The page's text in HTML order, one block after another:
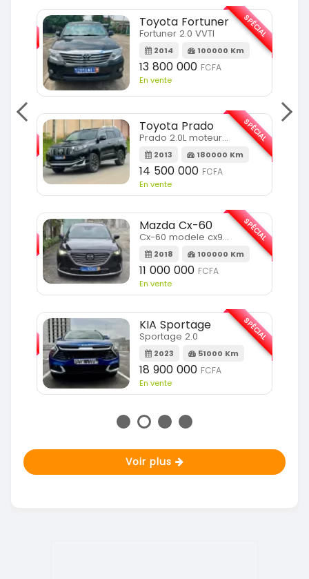
SPÉCIAL
Toyota Fortuner
Fortuner 2.0 VVTI
2014 100000 Km
13 800 000 FCFA
En vente
SPÉCIAL
Toyota Prado
Prado 2.0L moteur d4d
2013 180000 Km
14 500 000 FCFA
En vente
SPÉCIAL
Mazda Cx-60
Cx-60 modele cx9 full option
2018 100000 Km
11 000 000 FCFA
En vente
SPÉCIAL
KIA Sportage
Sportage 2.0
2023 51000 Km
18 900 000 FCFA
En vente
SPÉCIAL
Voir plus